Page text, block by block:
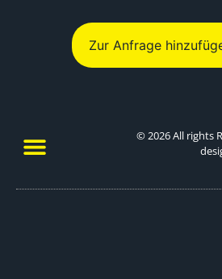
Zur Anfrage
© 2026 All rights